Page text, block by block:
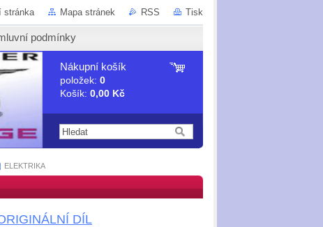
stránka Mapa stránek RSS Tisk
podmínky
Nákupní košík
položek: 0
Košík: 0,00 Kč
| ELEKTRIKA
DÍL